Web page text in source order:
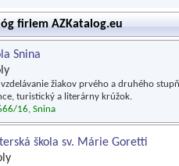
firiem AZKatalog.eu
Snina
žiakov prvého a druhého
turistický a literárny krúžok.
16, Snina
škola sv. Márie Goretti